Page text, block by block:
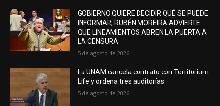
GOBIERNO QUIERE DECIDIR QUÉ SE PUEDE
INFORMAR; RUBÉN MOREIRA ADVIERTE
QUE LINEAMIENTOS ABREN LA PUERTA A
LA CENSURA
5 de agosto de 2026
La UNAM cancela contrato con Territorium
Life y ordena tres auditorías
5 de agosto de 2026